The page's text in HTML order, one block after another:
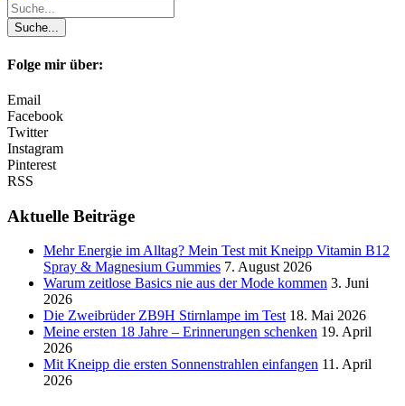
Folge mir über:
Email
Facebook
Twitter
Instagram
Pinterest
RSS
Aktuelle Beiträge
Mehr Energie im Alltag? Mein Test mit Kneipp Vitamin B12
Spray & Magnesium Gummies 7. August 2026
Warum zeitlose Basics nie aus der Mode kommen 3. Juni
2026
Die Zweibrüder ZB9H Stirnlampe im Test 18. Mai 2026
Meine ersten 18 Jahre – Erinnerungen schenken 19. April
2026
Mit Kneipp die ersten Sonnenstrahlen einfangen 11. April
2026